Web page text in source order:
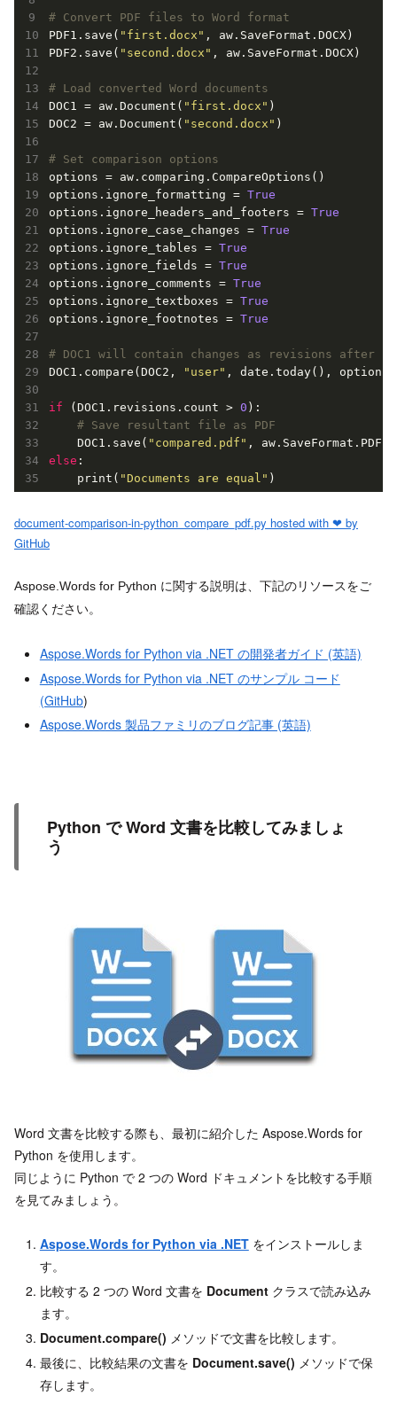
# Convert PDF files to Word format
PDF1.save( "first.docx" , aw.SaveFormat.DOCX)
PDF2.save( "second.docx" , aw.SaveFormat.DOCX)
# Load converted Word documents
DOC1 = aw.Document( "first.docx" )
DOC2 = aw.Document( "second.docx" )
# Set comparison options
options =
options.ignore_formatting = True
options.ignore_headers_and_footers = True
options.ignore_case_changes = True
options.ignore_tables = True
options.ignore_fields = True
options.ignore_comments = True
options.ignore_textboxes = True
options.ignore_footnotes = True
# DOC1 will contain changes as revisions after
DOC1.compare(DOC2,
"user" , date.today(), options)
if (DOC1.revisions.count > 0 ):
# Save resultant file as PDF
    DOC1.save(
"compared.pdf"
else :
    print(
"Documents are equal"
document-comparison-in-python_compare_pdf.py hosted with ❤ by
GitHub
Aspose.Words for Python に関する説明は、下記のリソースをご
確認ください。
Aspose.Words for Python via .NET の開発者ガイド (英語)
Aspose.Words for Python via .NET のサンプル コード
(GitHub)
Aspose.Words 製品ファミリのブログ記事 (英語)
Python で Word 文書を比較してみましょ
う
Word 文書を比較する際も、最初に紹介した Aspose.Words for
Python を使用します。
同じように Python で 2 つの Word ドキュメントを比較する手順
を見てみましょう。
Aspose.Words for Python via .NETをインストールしま
す。
比較する 2 つの Word 文書を Documentクラスで読み込み
ます。
Document.compare() メソッドで文書を比較します。
最後に、比較結果の文書を Document.save() メソッドで保
存します。